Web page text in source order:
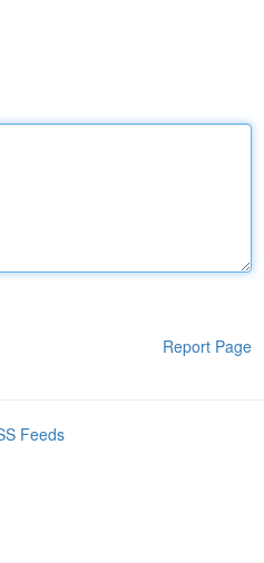
Report Page
Feeds